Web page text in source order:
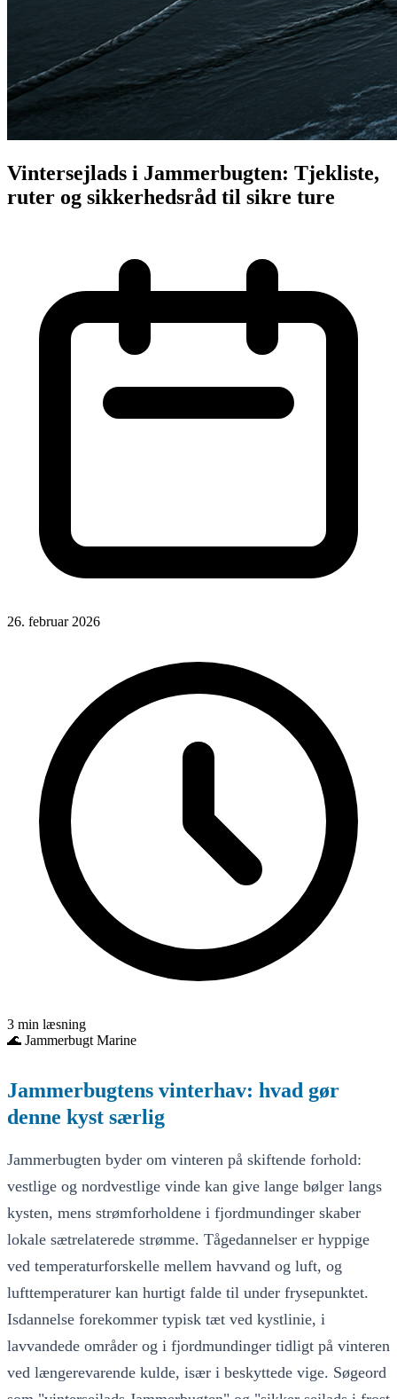
Vintersejlads i Jammerbugten: Tjekliste,
ruter og sikkerhedsråd til sikre ture
26. februar 2026
3 min læsning
🌊 Jammerbugt Marine
Jammerbugtens vinterhav: hvad gør
denne kyst særlig
Jammerbugten byder om vinteren på skiftende forhold:
vestlige og nordvestlige vinde kan give lange bølger langs
kysten, mens strømforholdene i fjordmundinger skaber
lokale sætrelaterede strømme. Tågedannelser er hyppige
ved temperaturforskelle mellem havvand og luft, og
lufttemperaturer kan hurtigt falde til under frysepunktet.
Isdannelse forekommer typisk tæt ved kystlinie, i
lavvandede områder og i fjordmundinger tidligt på vinteren
ved længerevarende kulde, især i beskyttede vige. Søgeord